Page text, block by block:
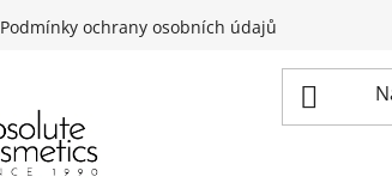
Podmínky ochrany osobních údajů